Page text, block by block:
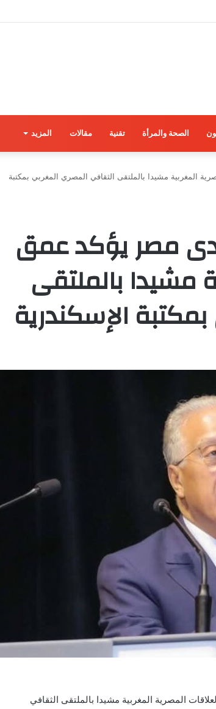
الصحة والمرأة تقنية مقالات المزيد
المغربية مشيدا بالملتقى الثقافي المصري المغربي بمكتبة
مصر يؤكد عمق
مشيدا بالملتقى
الإسكندرية
المصرية المغربية مشيدا بالملتقى الثقافي